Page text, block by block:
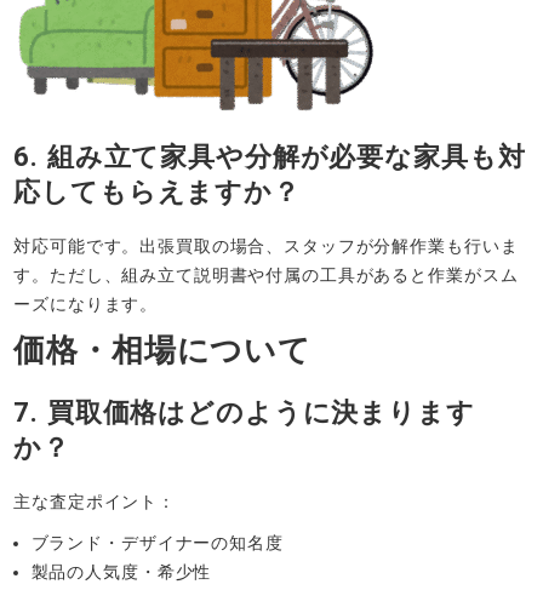
6. 組み立て家具や分解が必要な家具も対
応してもらえますか？
対応可能です。出張買取の場合、スタッフが分解作業も行いま
す。ただし、組み立て説明書や付属の工具があると作業がスム
ーズになります。
価格・相場について
7. 買取価格はどのように決まります
か？
主な査定ポイント：
ブランド・デザイナーの知名度
製品の人気度・希少性